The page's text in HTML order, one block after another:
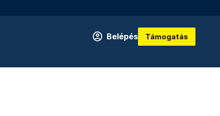
Belépés Támogatás